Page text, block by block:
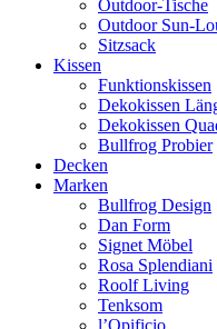
Outdoor-Tische
Outdoor Sun-
Sitzsack
Kissen
Funktionskissen
Dekokissen
Dekokissen
Bullfrog Probier
Decken
Marken
Bullfrog Design
Dan Form
Signet Möbel
Rosa Splendiani
Roolf Living
Tenksom
l’Opificio